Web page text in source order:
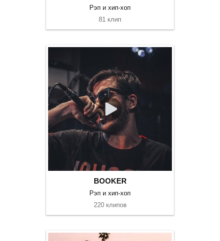
Рэп и хип-хоп
81 клип
BOOKER
Рэп и хип-хоп
220 клипов